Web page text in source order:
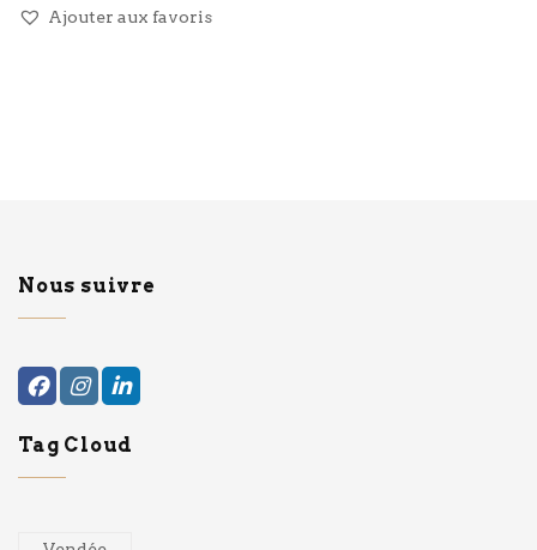
Ajouter aux favoris
Nous suivre
Tag Cloud